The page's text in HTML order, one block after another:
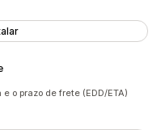
o prazo de frete (EDD/ETA)